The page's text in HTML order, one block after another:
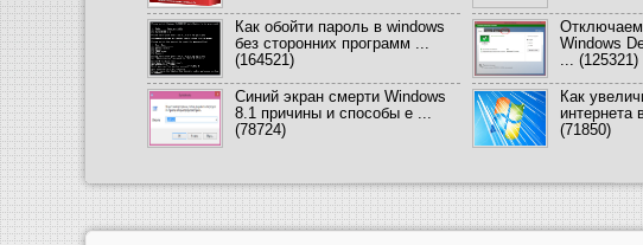
Как обойти пароль в windows
без сторонних программ ...
(164521)
Windows
... (125321)
Синий экран смерти Windows
8.1 причины и способы е ...
(78724)
Как
интернета
(71850)